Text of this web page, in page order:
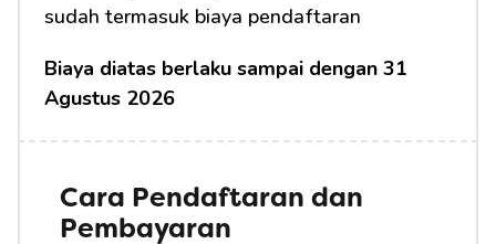
sudah termasuk biaya pendaftaran
Biaya diatas berlaku sampai dengan 31
Agustus 2026
Cara Pendaftaran dan
Pembayaran